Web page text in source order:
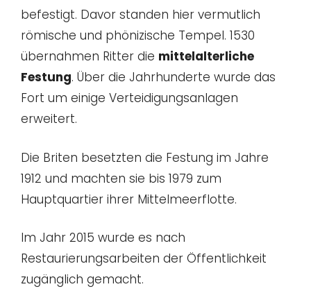
befestigt. Davor standen hier vermutlich
römische und phönizische Tempel. 1530
übernahmen Ritter die mittelalterliche
Festung. Über die Jahrhunderte wurde das
Fort um einige Verteidigungsanlagen
erweitert.
Die Briten besetzten die Festung im Jahre
1912 und machten sie bis 1979 zum
Hauptquartier ihrer Mittelmeerflotte.
Im Jahr 2015 wurde es nach
Restaurierungsarbeiten der Öffentlichkeit
zugänglich gemacht.